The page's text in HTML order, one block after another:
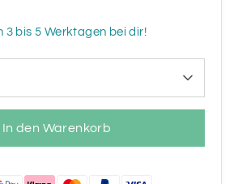
3 bis 5 Werktagen bei dir!
In den Warenkorb